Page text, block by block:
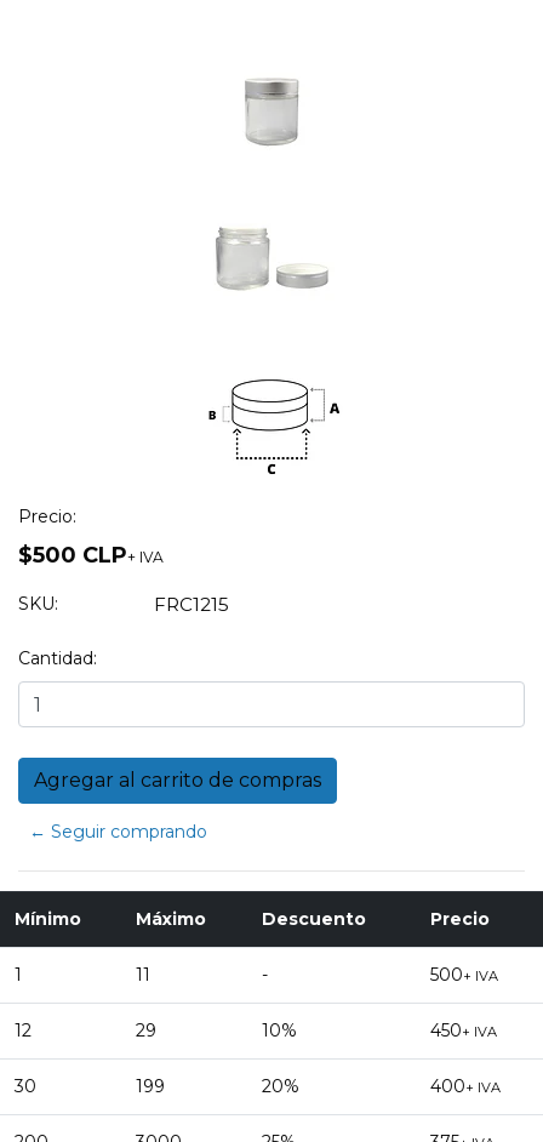
Precio:
$500 CLP+ IVA
SKU: FRC1215
Cantidad:
← Seguir comprando
Mínimo Máximo Descuento Precio
1 11 - 500+ IVA
12 29 10% 450+ IVA
30 199 20% 400+ IVA